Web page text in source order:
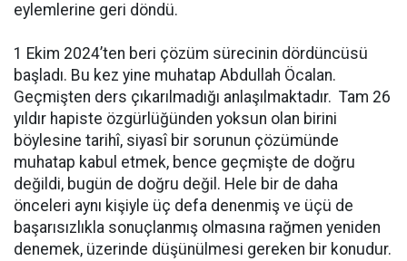
eylemlerine geri döndü.
1 Ekim 2024’ten beri çözüm sürecinin dördüncüsü
başladı. Bu kez yine muhatap Abdullah Öcalan.
Geçmişten ders çıkarılmadığı anlaşılmaktadır. Tam 26
yıldır hapiste özgürlüğünden yoksun olan birini
böylesine tarihî, siyasî bir sorunun çözümünde
muhatap kabul etmek, bence geçmişte de doğru
değildi, bugün de doğru değil. Hele bir de daha
önceleri aynı kişiyle üç defa denenmiş ve üçü de
başarısızlıkla sonuçlanmış olmasına rağmen yeniden
denemek, üzerinde düşünülmesi gereken bir konudur.